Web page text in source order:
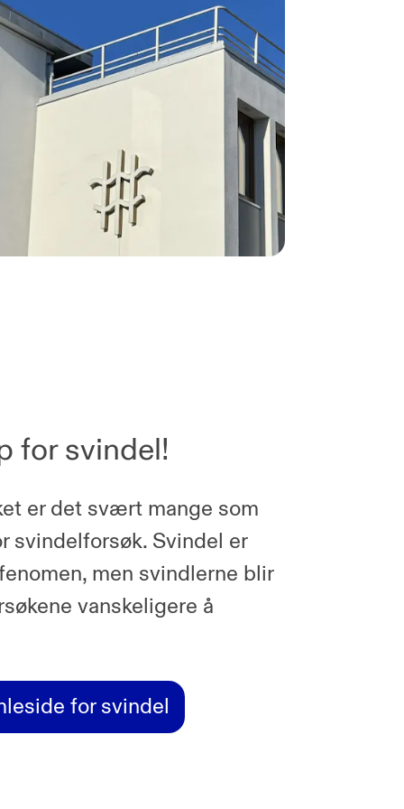
for svindel!
er det svært mange som
svindelforsøk. Svindel er
men svindlerne blir
vanskeligere å
for svindel